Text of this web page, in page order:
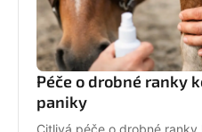
Péče o drobné ranky
paniky